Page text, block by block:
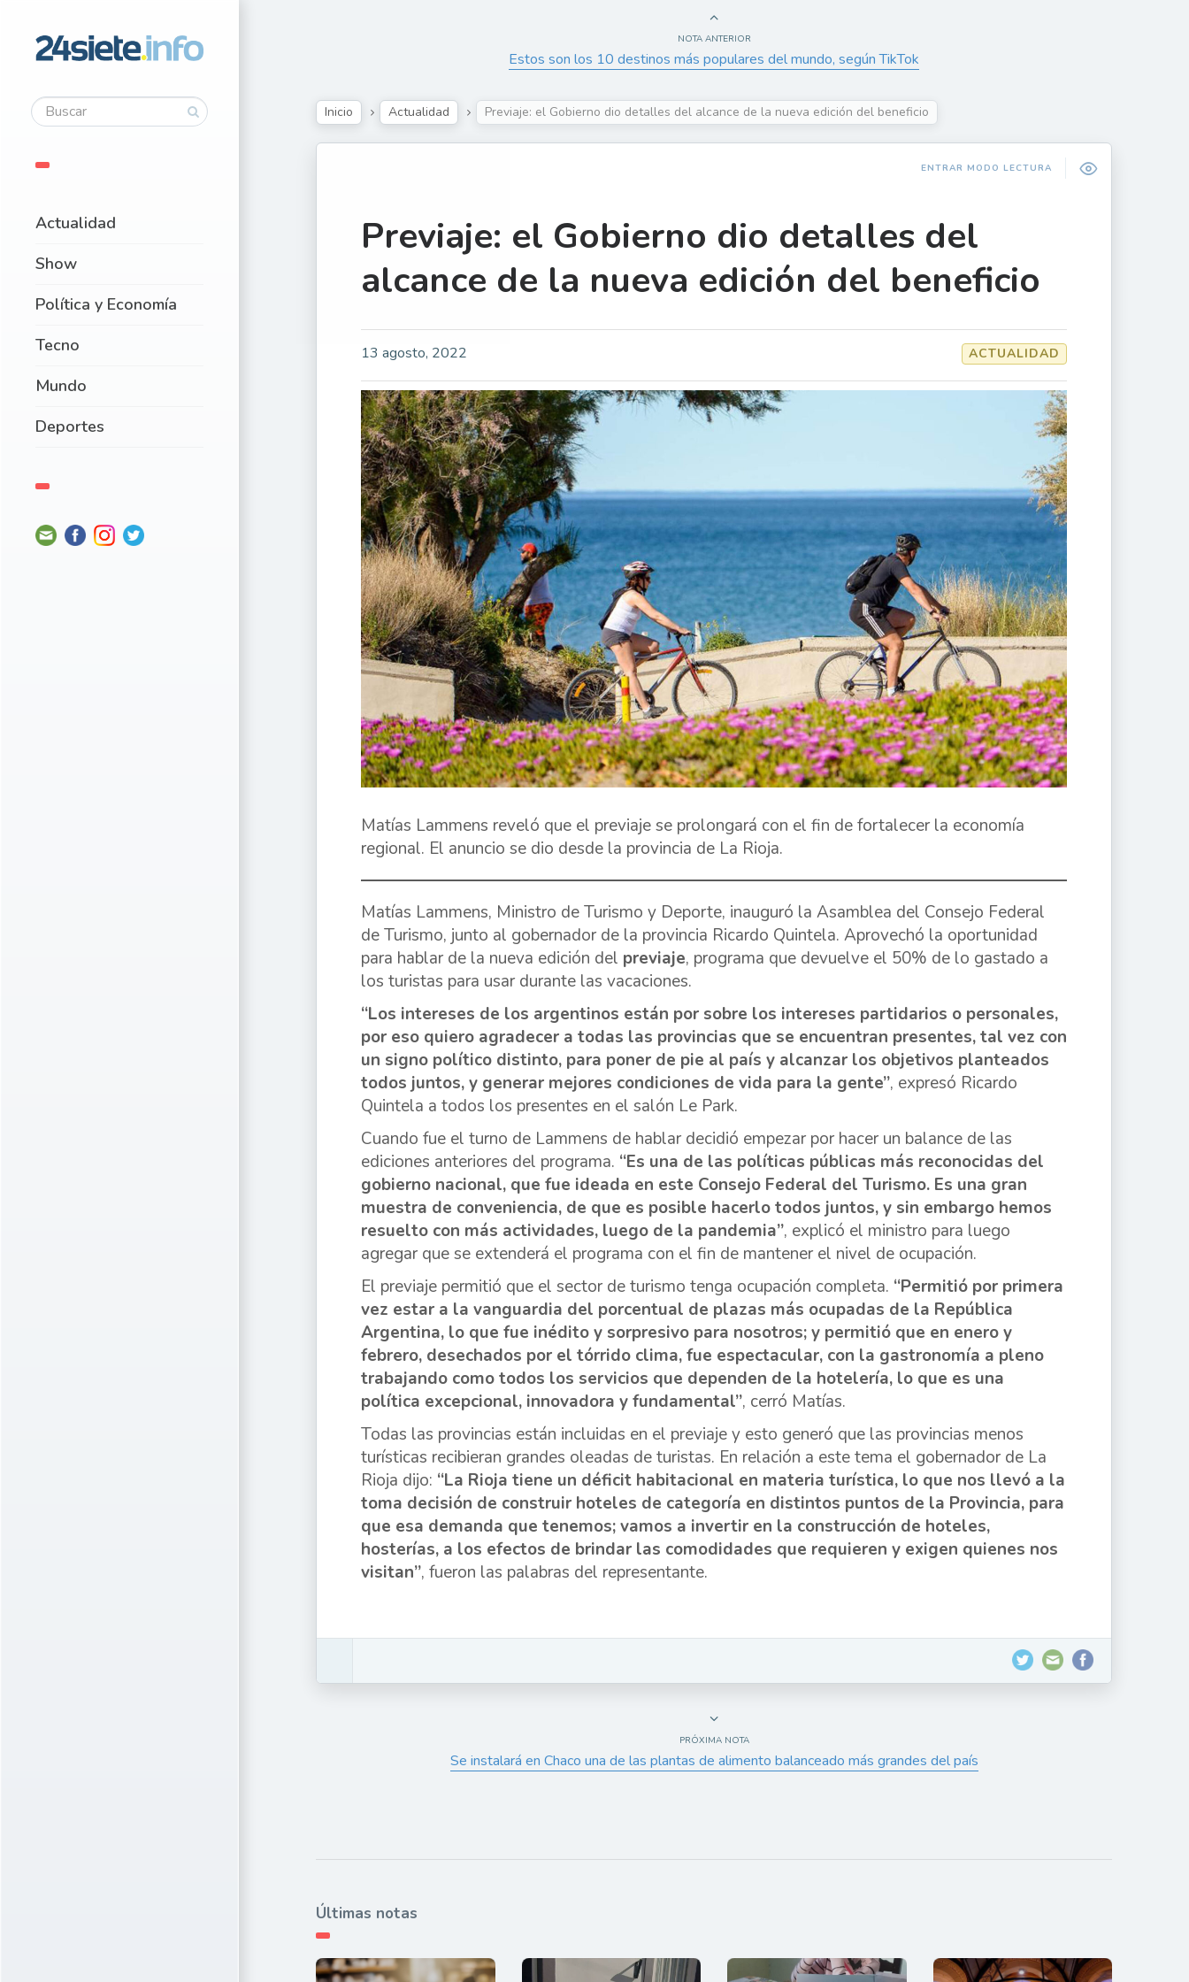
Actualidad
Show
Política y Economía
Tecno
Mundo
Deportes
NOTA ANTERIOR
Estos son los 10 destinos más populares del mundo, según TikTok
Inicio Actualidad Previaje: el Gobierno dio detalles del alcance de la nueva edición del beneficio
ENTRAR MODO LECTURA
Previaje: el Gobierno dio detalles del
alcance de la nueva edición del beneficio
13 agosto, 2022 ACTUALIDAD
Matías Lammens reveló que el previaje se prolongará con el fin de fortalecer la economía
regional. El anuncio se dio desde la provincia de La Rioja.
Matías Lammens, Ministro de Turismo y Deporte, inauguró la Asamblea del Consejo Federal
de Turismo, junto al gobernador de la provincia Ricardo Quintela. Aprovechó la oportunidad
para hablar de la nueva edición del previaje, programa que devuelve el 50% de lo gastado a
los turistas para usar durante las vacaciones.
“Los intereses de los argentinos están por sobre los intereses partidarios o personales,
por eso quiero agradecer a todas las provincias que se encuentran presentes, tal vez con
un signo político distinto, para poner de pie al país y alcanzar los objetivos planteados
todos juntos, y generar mejores condiciones de vida para la gente”, expresó Ricardo
Quintela a todos los presentes en el salón Le Park.
Cuando fue el turno de Lammens de hablar decidió empezar por hacer un balance de las
ediciones anteriores del programa. “Es una de las políticas públicas más reconocidas del
gobierno nacional, que fue ideada en este Consejo Federal del Turismo. Es una gran
muestra de conveniencia, de que es posible hacerlo todos juntos, y sin embargo hemos
resuelto con más actividades, luego de la pandemia”, explicó el ministro para luego
agregar que se extenderá el programa con el fin de mantener el nivel de ocupación.
El previaje permitió que el sector de turismo tenga ocupación completa. “Permitió por primera
vez estar a la vanguardia del porcentual de plazas más ocupadas de la República
Argentina, lo que fue inédito y sorpresivo para nosotros; y permitió que en enero y
febrero, desechados por el tórrido clima, fue espectacular, con la gastronomía a pleno
trabajando como todos los servicios que dependen de la hotelería, lo que es una
política excepcional, innovadora y fundamental”, cerró Matías.
Todas las provincias están incluidas en el previaje y esto generó que las provincias menos
turísticas recibieran grandes oleadas de turistas. En relación a este tema el gobernador de La
Rioja dijo: “La Rioja tiene un déficit habitacional en materia turística, lo que nos llevó a la
toma decisión de construir hoteles de categoría en distintos puntos de la Provincia, para
que esa demanda que tenemos; vamos a invertir en la construcción de hoteles,
hosterías, a los efectos de brindar las comodidades que requieren y exigen quienes nos
visitan”, fueron las palabras del representante.
PRÓXIMA NOTA
Se instalará en Chaco una de las plantas de alimento balanceado más grandes del país
Últimas notas